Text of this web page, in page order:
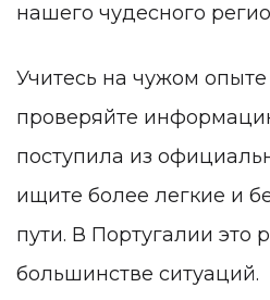
нашего чудесного
Учитесь на чужом
проверяйте
поступила из
ищите более легкие и
пути. В Португалии это
большинстве ситуаций.